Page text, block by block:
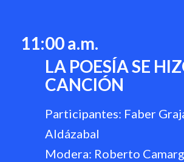
11:00 a.m.
LA POESÍA SE
CANCIÓN
Participantes: Faber
Aldázabal
Modera: Roberto